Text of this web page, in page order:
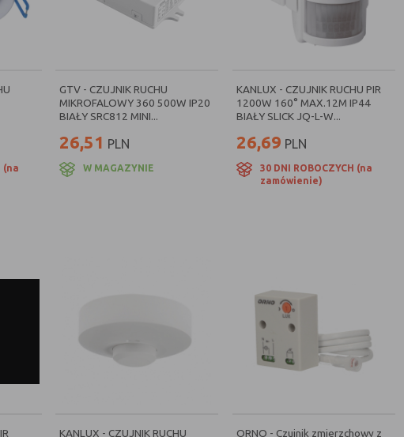
(na
GTV - CZUJNIK RUCHU
MIKROFALOWY 360 500W IP20
BIAŁY SRC812 MINI...
26,51 PLN
W MAGAZYNIE
KANLUX - CZUJNIK RUCHU PIR
1200W 160° MAX.12M IP44
BIAŁY SLICK JQ-L-W...
26,69 PLN
30 DNI ROBOCZYCH (na
zamówienie)
KANLUX - CZUJNIK RUCHU
ORNO - Czujnik zmierzchowy z